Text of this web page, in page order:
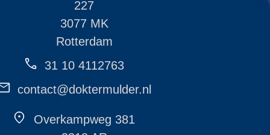
227
3077 MK
Rotterdam
31 10 4112763
contact@doktermulder.nl
Overkampweg 381